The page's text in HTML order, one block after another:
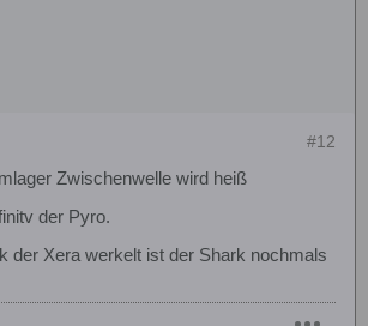
#12
Zwischenwelle wird heiß
der Pyro.
der Xera werkelt ist der Shark nochmals